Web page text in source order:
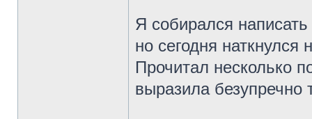
Я собирался
но сегодня наткнулся
Прочитал несколько
выразила безупречно